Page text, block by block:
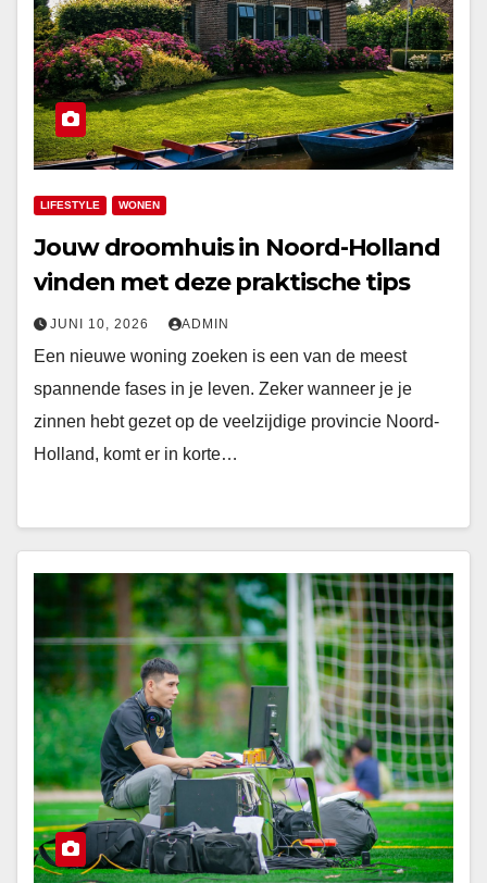
LIFESTYLE WONEN
Jouw droomhuis in Noord-Holland
vinden met deze praktische tips
JUNI 10, 2026 ADMIN
Een nieuwe woning zoeken is een van de meest
spannende fases in je leven. Zeker wanneer je je
zinnen hebt gezet op de veelzijdige provincie Noord-
Holland, komt er in korte…